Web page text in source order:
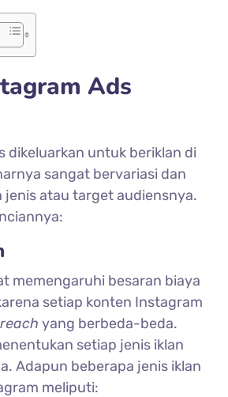
Ads
dikeluarkan untuk beriklan di
sangat bervariasi dan
jenis atau target audiensnya.
memengaruhi besaran biaya
setiap konten Instagram
reach yang berbeda-beda.
setiap jenis iklan
Adapun beberapa jenis iklan
meliputi: